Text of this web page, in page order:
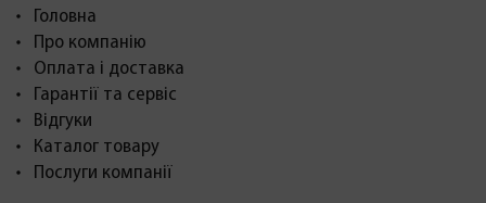
Головна
Про компанію
Оплата і доставка
Гарантії та сервіс
Відгуки
Каталог товару
Послуги компанії